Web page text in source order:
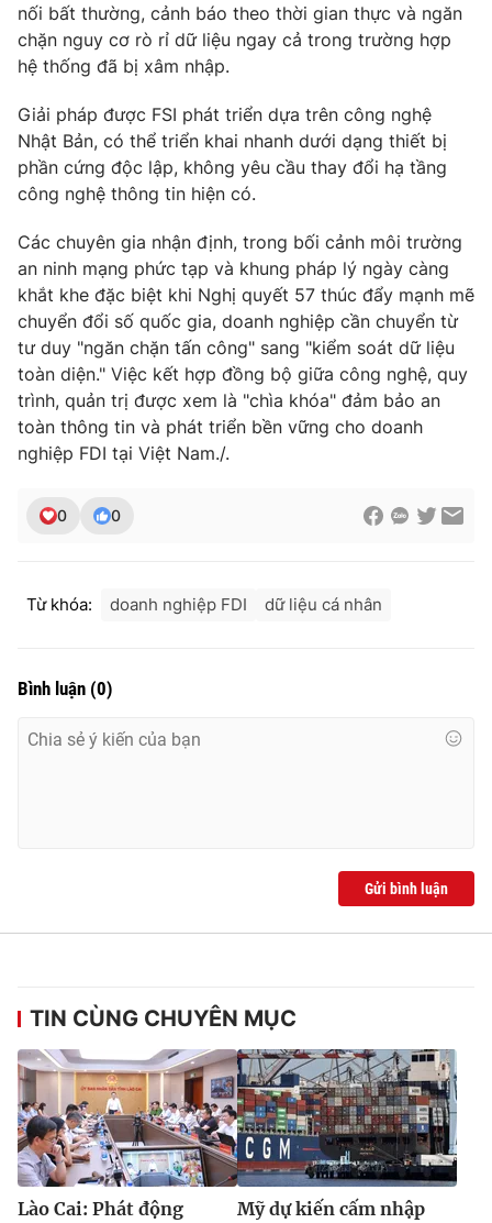
nối bất thường, cảnh báo theo thời gian thực và ngăn
chặn nguy cơ rò rỉ dữ liệu ngay cả trong trường hợp
hệ thống đã bị xâm nhập.
Giải pháp được FSI phát triển dựa trên công nghệ
Nhật Bản, có thể triển khai nhanh dưới dạng thiết bị
phần cứng độc lập, không yêu cầu thay đổi hạ tầng
công nghệ thông tin hiện có.
Các chuyên gia nhận định, trong bối cảnh môi trường
an ninh mạng phức tạp và khung pháp lý ngày càng
khắt khe đặc biệt khi Nghị quyết 57 thúc đẩy mạnh mẽ
chuyển đổi số quốc gia, doanh nghiệp cần chuyển từ
tư duy "ngăn chặn tấn công" sang "kiểm soát dữ liệu
toàn diện." Việc kết hợp đồng bộ giữa công nghệ, quy
trình, quản trị được xem là "chìa khóa" đảm bảo an
toàn thông tin và phát triển bền vững cho doanh
nghiệp FDI tại Việt Nam./.
0 0
Từ khóa: doanh nghiệp FDI dữ liệu cá nhân
Bình luận (0)
Gửi bình luận
TIN CÙNG CHUYÊN MỤC
Lào Cai: Phát động
Mỹ dự kiến cấm nhập